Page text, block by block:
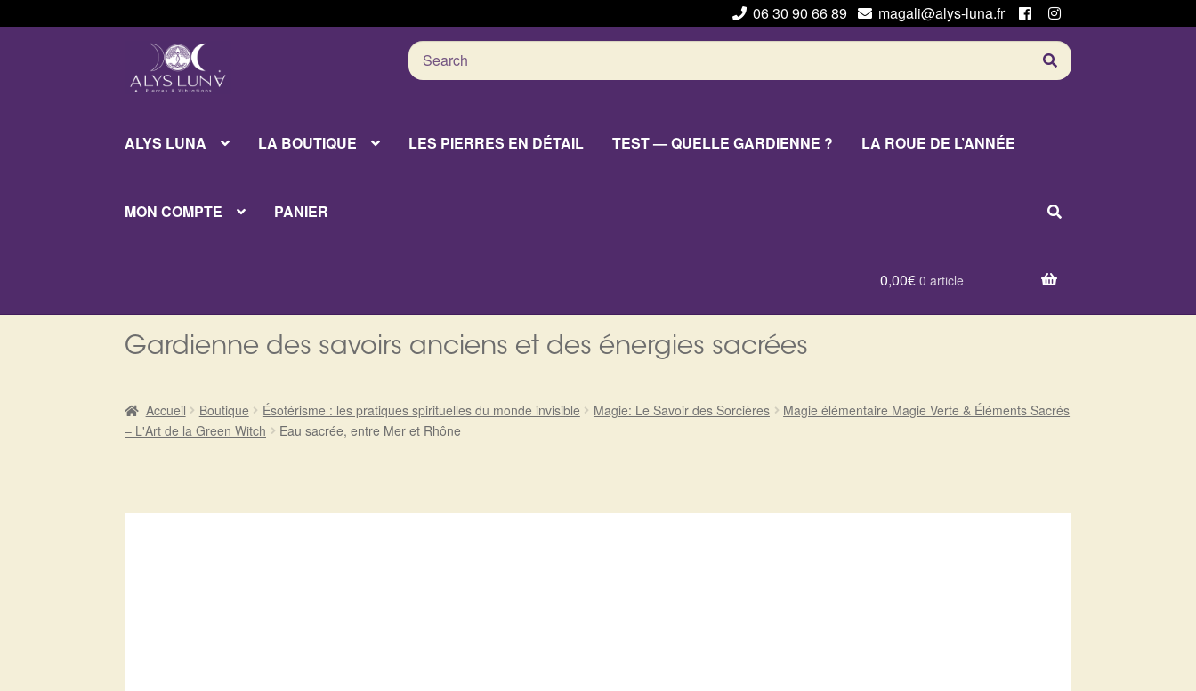
06 30 90 66 89
magali@alys-luna.fr
Aller
la
Aller
au
contenu
Search
for:
ALYS LUNA LA BOUTIQUE LES PIERRES EN DÉTAIL TEST — QUELLE GARDIENNE ? LA ROUE DE L’ANNÉE
MON COMPTE PANIER
0,00€ 0 article
Gardienne des savoirs anciens et des énergies sacrées
Accueil Boutique Ésotérisme : les pratiques spirituelles du monde invisible Magie: Le Savoir des Sorcières
Magie élémentaire Magie Verte & Éléments Sacrés
– L'Art de la Green Witch
Eau sacrée, entre Mer et Rhône